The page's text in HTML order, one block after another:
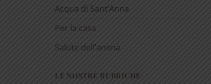
Acqua di Sant’Anna
Per la casa
Salute dell’anima
LE NOSTRE RUBRICHE